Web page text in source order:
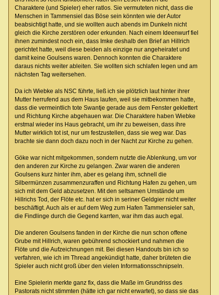
Charaktere (und Spieler) eher ratlos. Sie vermuteten nicht, dass die
Menschen in Tammensiel das Böse sein könnten wie der Autor
beabsichtigt hatte, und sie wollten auch abends im Dunkeln nicht
gleich die Kirche zerstören oder erkunden. Nach einem Ideenwurf fiel
ihnen zumindest noch ein, dass Imke deshalb den Brief an Hillrich
gerichtet hatte, weil diese beiden als einzige nur angeheiratet und
damit keine Goulsens waren. Dennoch konnten die Charaktere
daraus nichts weiter ableiten. Sie wollten sich schlafen legen und am
nächsten Tag weitersehen.
Da ich Wiebke als NSC führte, ließ ich sie plötzlich laut hinter ihrer
Mutter herrufend aus dem Haus laufen, weil sie mitbekommen hatte,
dass die vermeintlich tote Swantje gerade aus dem Fenster geklettert
und Richtung Kirche abgehauen war. Die Charaktere haben Wiebke
erstmal wieder ins Haus gebracht, um ihr zu beweisen, dass ihre
Mutter wirklich tot ist, nur um festzustellen, dass sie weg war. Das
brachte sie dann doch dazu noch in der Nacht zur Kirche zu gehen.
Göke war nicht mitgekommen, sondern nutzte die Ablenkung, um vor
den anderen zur Kirche zu gelangen. Zwar waren die anderen
Goulsens kurz hinter ihm, aber es gelang ihm, schnell die
Silbermünzen zusammenzuraffen und Richtung Hafen zu gehen, um
sich mit dem Geld abzusetzen. Mit den seltsamen Umstände um
Hillrichs Tod, der Flöte etc. hat er sich in seriner Geldgier nicht weiter
beschäftigt. Auch als er auf dem Weg zum Hafen Tammensieler sah,
die Findlinge durch die Gegend karrten, war ihm das auch egal.
Die anderen Goulsens fanden in der Kirche die nun schon offene
Grube mit Hillrich, waren gebührend schockiert und nahmen die
Flöte und die Aufzeichnungen mit. Bei diesen Handouts bin ich so
verfahren, wie ich im Thread angekündigt hatte, daher brüteten die
Spieler auch nicht groß über den vielen Informationsschnipseln.
Eine Spielerin merkte ganz fix, dass die Maße im Grundriss des
Pastorats nicht stimmten (hätte ich gar nicht erwartet), so dass sie das